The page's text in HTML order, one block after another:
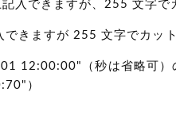
入できますが、255 文字で
きますが 255 文字でカッ
12:00:00"（秒は省略可）
）